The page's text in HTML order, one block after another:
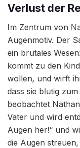
Verlust der
Im Zentrum von
Augenmotiv. Der
ein brutales
kommt zu den
wollen, und wirft
dass sie blutig
beobachtet
Vater und wird
Augen her!“ und
die Augen